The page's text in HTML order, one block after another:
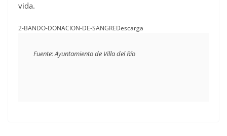
vida.
2-BANDO-DONACION-DE-SANGREDescarga
Fuente: Ayuntamiento de Villa del Río